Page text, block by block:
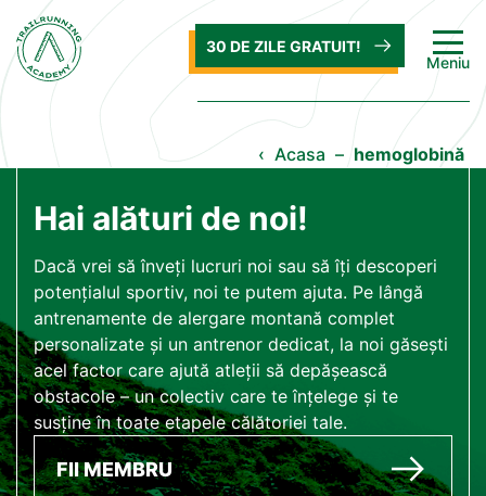
Meniu
30 DE ZILE GRATUIT!
‹ Acasa – hemoglobină
Hai alături de noi!
Dacă vrei să înveți lucruri noi sau să îți descoperi
potențialul sportiv, noi te putem ajuta. Pe lângă
antrenamente de alergare montană complet
personalizate și un antrenor dedicat, la noi găsești
acel factor care ajută atleții să depășească
obstacole – un colectiv care te înțelege și te
susține în toate etapele călătoriei tale.
FII MEMBRU